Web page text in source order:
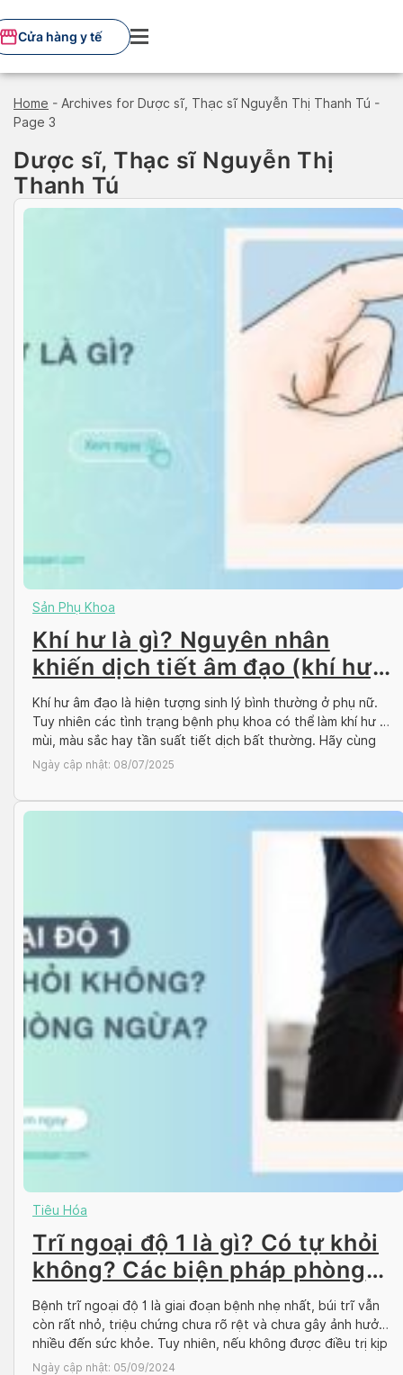
to
content
Cửa hàng y tế
Home - Archives for Dược sĩ, Thạc sĩ Nguyễn Thị Thanh Tú -
Page 3
Dược sĩ, Thạc sĩ Nguyễn Thị
Thanh Tú
Sản Phụ Khoa
Khí hư là gì? Nguyên nhân
khiến dịch tiết âm đạo (khí hư)
bất thường
Khí hư âm đạo là hiện tượng sinh lý bình thường ở phụ nữ.
Tuy nhiên các tình trạng bệnh phụ khoa có thể làm khí hư có
mùi, màu sắc hay tần suất tiết dịch bất thường. Hãy cùng
Docosan tìm hiểu cách nhận biết khí hư bất thường và các
Ngày cập nhật: 08/07/2025
Tiêu Hóa
Trĩ ngoại độ 1 là gì? Có tự khỏi
không? Các biện pháp phòng
ngừa
Bệnh trĩ ngoại độ 1 là giai đoạn bệnh nhẹ nhất, búi trĩ vẫn
còn rất nhỏ, triệu chứng chưa rõ rệt và chưa gây ảnh hưởng
nhiều đến sức khỏe. Tuy nhiên, nếu không được điều trị kịp
thời thì bệnh trĩ ngoại có thể tiến triển thành các biến
Ngày cập nhật: 05/09/2024